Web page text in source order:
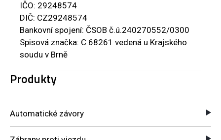
IČO: 29248574
DIČ: CZ29248574
Bankovní spojení: ČSOB č.ú.240270552/0300
Spisová značka: C 68261 vedená u Krajského
soudu v Brně
Produkty
Automatické závory